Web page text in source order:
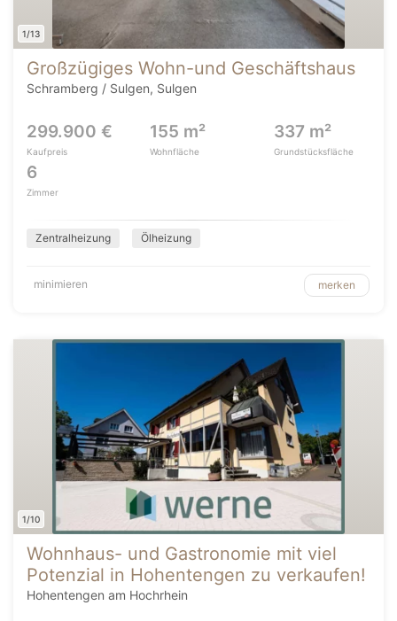
1/13
Großzügiges Wohn-und Geschäftshaus
Schramberg / Sulgen, Sulgen
299.900 €
Kaufpreis
155 m²
Wohnfläche
337 m²
Grundstücksfläche
6
Zimmer
Zentralheizung Ölheizung
minimieren merken
1/10
Wohnhaus- und Gastronomie mit viel
Potenzial in Hohentengen zu verkaufen!
Hohentengen am Hochrhein